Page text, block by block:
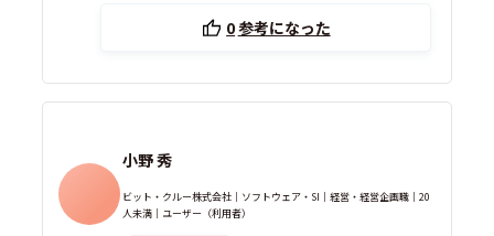
0参考になった
小野 秀
ビット・クルー株式会社｜ソフトウェア・SI｜経営・経営企画職｜20
人未満｜ユーザー（利用者）